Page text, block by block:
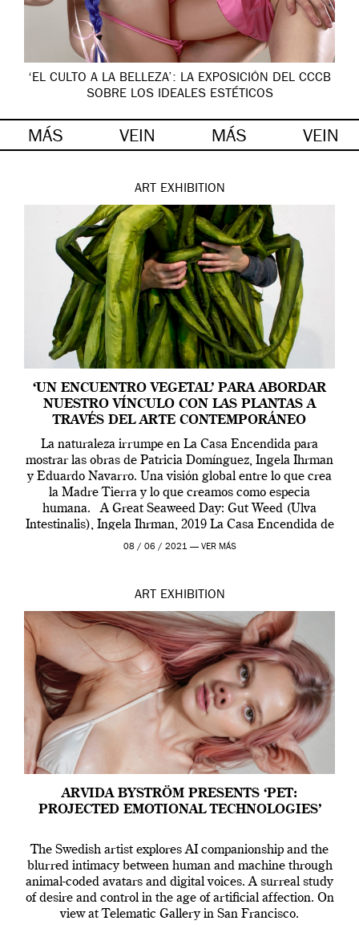
‘EL CULTO A LA BELLEZA’: LA EXPOSICIÓN DEL CCCB
SOBRE LOS IDEALES ESTÉTICOS
MÁS VEIN MÁS VEIN
ART EXHIBITION
‘UN ENCUENTRO VEGETAL’ PARA ABORDAR
NUESTRO VÍNCULO CON LAS PLANTAS A
TRAVÉS DEL ARTE CONTEMPORÁNEO
La naturaleza irrumpe en La Casa Encendida para
mostrar las obras de Patricia Domínguez, Ingela Ihrman
y Eduardo Navarro. Una visión global entre lo que crea
la Madre Tierra y lo que creamos como especia
humana. A Great Seaweed Day: Gut Weed (Ulva
Intestinalis), Ingela Ihrman, 2019 La Casa Encendida de
Madrid y la Wellcome […]
08 / 06 / 2021 — VER MÁS
ART EXHIBITION
ARVIDA BYSTRÖM PRESENTS ‘PET:
PROJECTED EMOTIONAL TECHNOLOGIES’
The Swedish artist explores AI companionship and the
blurred intimacy between human and machine through
animal-coded avatars and digital voices. A surreal study
of desire and control in the age of artificial affection. On
view at Telematic Gallery in San Francisco.